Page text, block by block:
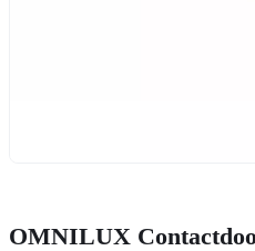
OMNILUX